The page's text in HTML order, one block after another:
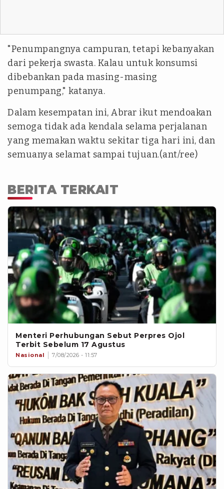
"Penumpangnya campuran, tetapi kebanyakan
dari pekerja swasta. Kalau untuk konsumsi
dibebankan pada masing-masing
penumpang," katanya.
Dalam kesempatan ini, Abrar ikut mendoakan
semoga tidak ada kendala selama perjalanan
yang memakan waktu sekitar tiga hari ini, dan
semuanya selamat sampai tujuan.(ant/ree)
BERITA TERKAIT
Menteri Perhubungan Sebut Perpres Ojol
Terbit Sebelum 17 Agustus
Nasional 7/08/2026 - 11:57